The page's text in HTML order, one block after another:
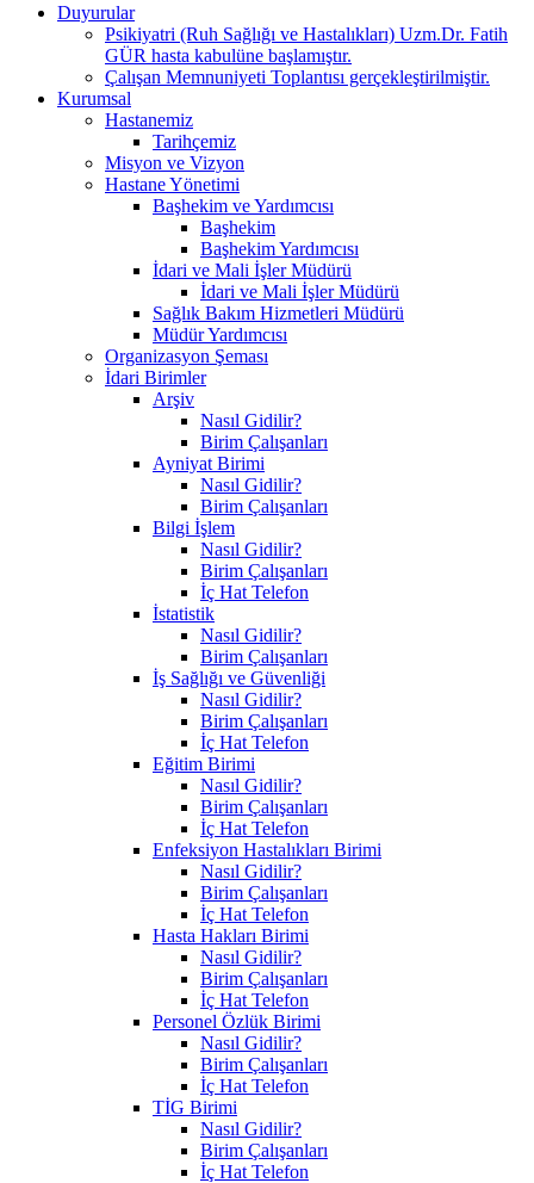
Duyurular
Psikiyatri (Ruh Sağlığı ve Hastalıkları) Uzm.Dr. Fatih
GÜR hasta kabulüne başlamıştır.
Çalışan Memnuniyeti Toplantısı gerçekleştirilmiştir.
Kurumsal
Hastanemiz
Tarihçemiz
Misyon ve Vizyon
Hastane Yönetimi
Başhekim ve Yardımcısı
Başhekim
Başhekim Yardımcısı
İdari ve Mali İşler Müdürü
İdari ve Mali İşler Müdürü
Sağlık Bakım Hizmetleri Müdürü
Müdür Yardımcısı
Organizasyon Şeması
İdari Birimler
Arşiv
Nasıl Gidilir?
Birim Çalışanları
Ayniyat Birimi
Nasıl Gidilir?
Birim Çalışanları
Bilgi İşlem
Nasıl Gidilir?
Birim Çalışanları
İç Hat Telefon
İstatistik
Nasıl Gidilir?
Birim Çalışanları
İş Sağlığı ve Güvenliği
Nasıl Gidilir?
Birim Çalışanları
İç Hat Telefon
Eğitim Birimi
Nasıl Gidilir?
Birim Çalışanları
İç Hat Telefon
Enfeksiyon Hastalıkları Birimi
Nasıl Gidilir?
Birim Çalışanları
İç Hat Telefon
Hasta Hakları Birimi
Nasıl Gidilir?
Birim Çalışanları
İç Hat Telefon
Personel Özlük Birimi
Nasıl Gidilir?
Birim Çalışanları
İç Hat Telefon
TİG Birimi
Nasıl Gidilir?
Birim Çalışanları
İç Hat Telefon